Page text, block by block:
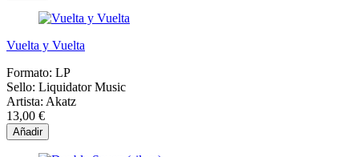
Vuelta y Vuelta
Formato: LP
Sello: Liquidator Music
Artista: Akatz
13,00 €
Añadir